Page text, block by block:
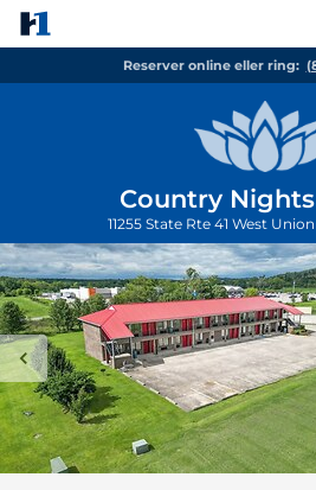
Reserver online eller ring:
Country
11255 State Rte 41 West Union